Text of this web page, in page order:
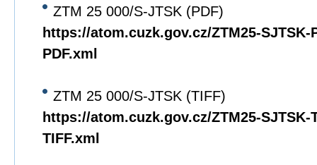
ZTM 25 000/S-JTSK (PDF)
https://atom.cuzk.gov.cz/ZTM25-SJTSK-
PDF.xml
ZTM 25 000/S-JTSK (TIFF)
https://atom.cuzk.gov.cz/ZTM25-SJTSK-
TIFF.xml